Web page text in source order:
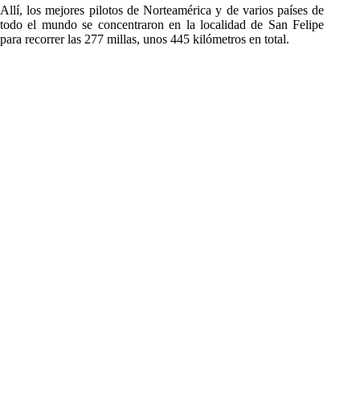
Allí, los mejores pilotos de Norteamérica y de varios países de
todo el mundo se concentraron en la localidad de San Felipe
para recorrer las 277 millas, unos 445 kilómetros en total.